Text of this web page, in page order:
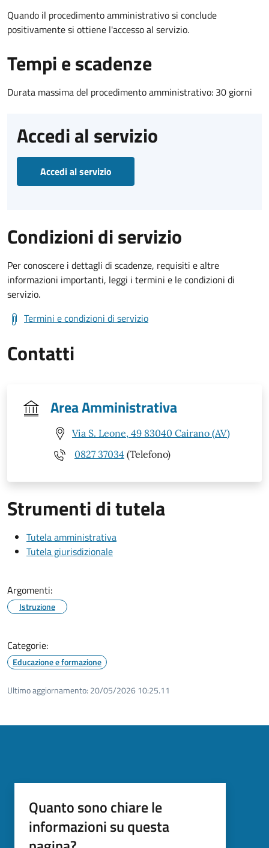
Quando il procedimento amministrativo si conclude
positivamente si ottiene l'accesso al servizio.
Tempi e scadenze
Durata massima del procedimento amministrativo: 30 giorni
Accedi al servizio
Accedi al servizio
Condizioni di servizio
Per conoscere i dettagli di scadenze, requisiti e altre
informazioni importanti, leggi i termini e le condizioni di
servizio.
Termini e condizioni di servizio
Contatti
Area Amministrativa
Via S. Leone, 49 83040 Cairano (AV)
0827 37034 (Telefono)
Strumenti di tutela
Tutela amministrativa
Tutela giurisdizionale
Argomenti:
Istruzione
Categorie:
Educazione e formazione
Ultimo aggiornamento: 20/05/2026 10:25.11
Quanto sono chiare le
informazioni su questa